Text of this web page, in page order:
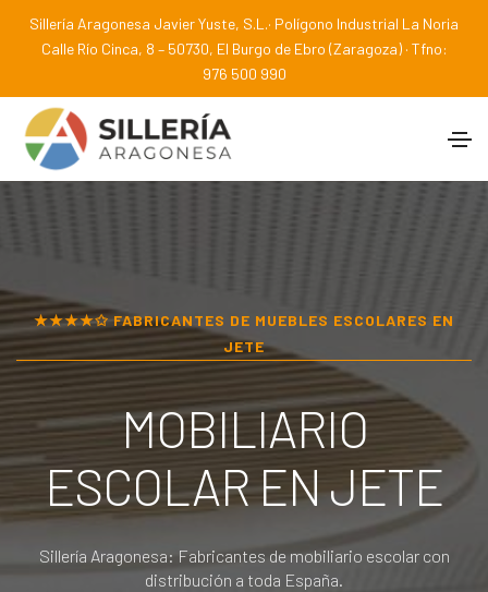
Sillería Aragonesa Javier Yuste, S.L.· Polígono Industrial La Noria
Calle Río Cinca, 8 – 50730, El Burgo de Ebro (Zaragoza) · Tfno:
976 500 990
★★★★✩ FABRICANTES DE MUEBLES ESCOLARES EN
JETE
MOBILIARIO
ESCOLAR ENJETE
Sillería Aragonesa: Fabricantes de mobiliario escolar con
distribución a toda España.